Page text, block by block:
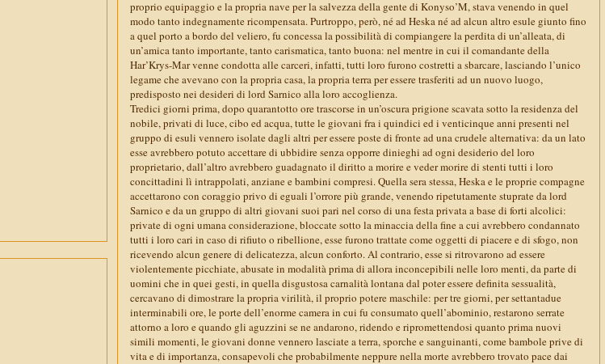
proprio equipaggio e la propria nave per la salvezza della gente di Konyso’M, stava venendo in quel
modo tanto indegnamente ricompensata. Purtroppo, però, né ad Heska né ad alcun altro esule giunto fino
a quel porto a bordo del veliero, fu concessa la possibilità di compiangere la perdita di un’alleata, di
un’amica tanto importante, tanto carismatica, tanto buona: nel mentre in cui il comandante della
Har’Krys-Mar venne condotta alle carceri, infatti, tutti loro furono costretti a sbarcare, lasciando l’unico
legame che avevano con la propria casa, la propria terra per essere trasferiti ad un nuovo luogo,
predisposto nei desideri di lord Sarnico alla loro accoglienza.
Tredici giorni prima, dopo quarantotto ore trascorse in un’oscura prigione scavata sotto la residenza del
nobile, privati di luce, cibo ed acqua, tutte le giovani fra i quindici ed i venticinque anni presenti nel
gruppo di esuli vennero isolate dagli altri per essere poste di fronte ad una crudele alternativa: da un lato
esse avrebbero potuto accettare di ubbidire senza opporre dinieghi ad ogni desiderio del loro
proprietario, dall’altro avrebbero guadagnato il diritto a morire e veder morire di stenti tutti i loro
concittadini lì intrappolati, anziane e bambini compresi. Quella sera stessa, Heska e le proprie compagne
accettarono con coraggio privo di eguali l’orrore più grande, venendo ripetutamente stuprate da lord
Sarnico e da un gruppo di altri giovani suoi pari nel corso di una festa privata a base di forti alcolici:
private di ogni umana considerazione, bloccate sotto la minaccia della fine a cui avrebbero condannato
tutti i loro cari in caso di rifiuto o ribellione, esse furono trattate come oggetti di piacere e di sfogo, non
ricevendo alcun genere di delicatezza, alcun conforto. Al contrario, esse si ritrovarono ad essere
violentemente picchiate, abusate in modalità prima di allora inconcepibili nelle loro menti, da parte di
uomini che in quei gesti, in quella disgustosa carnalità lontana dal poter essere definita sessualità,
cercavano di dimostrare la propria virilità, il proprio potere maschile: per tre giorni, per settantadue
interminabili ore, le porte dell’enorme camera in cui fu consumato quell’abominio, restarono serrate
attorno a loro e quando gli aguzzini se ne andarono, ridendo e ripromettendosi quanto prima nuovi
simili momenti, le giovani donne vennero lasciate a terra, sporche e sanguinanti, come bambole prive di
vita e di importanza, consapevoli che probabilmente neppure nella morte avrebbero trovato pace dai